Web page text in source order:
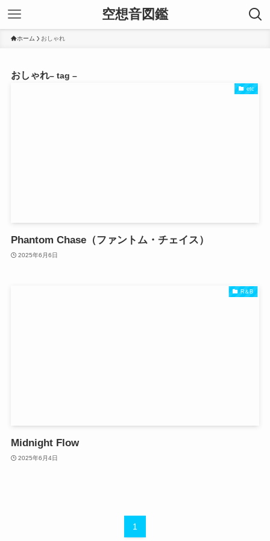
空想音図鑑
ホーム おしゃれ
おしゃれ– tag –
etc
Phantom Chase（ファントム・チェイス）
2025年6月6日
R＆B
Midnight Flow
2025年6月4日
1